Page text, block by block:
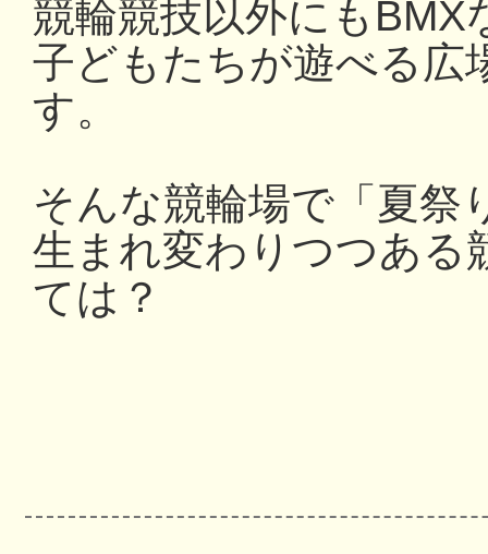
競輪競技以外にもBMX
子どもたちが遊べる広
す。
そんな競輪場で「夏祭
生まれ変わりつつある
ては？